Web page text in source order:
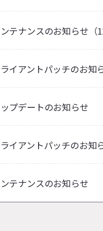
テナンスのお知らせ（
イアントパッチのお知
プデートのお知らせ
イアントパッチのお知
テナンスのお知らせ